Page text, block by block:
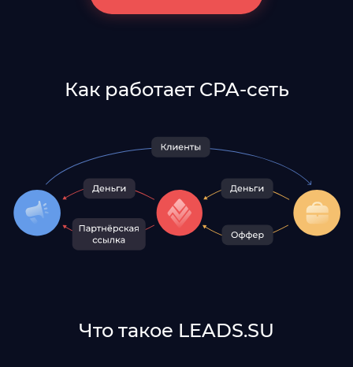
Как работает CPA-сеть
Что такое LEADS.SU